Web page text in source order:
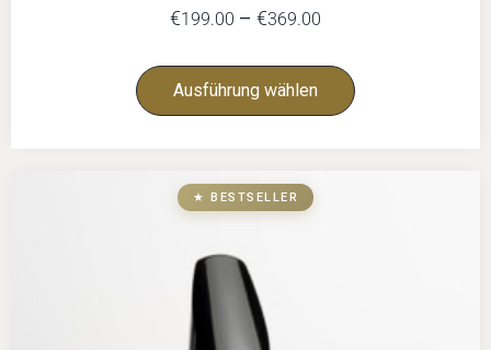
€199.00 – €369.00
Ausführung wählen
★ BESTSELLER